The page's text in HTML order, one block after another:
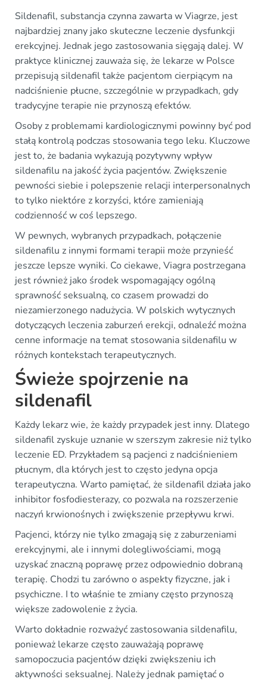
Sildenafil, substancja czynna zawarta w Viagrze, jest
najbardziej znany jako skuteczne leczenie dysfunkcji
erekcyjnej. Jednak jego zastosowania sięgają dalej. W
praktyce klinicznej zauważa się, że lekarze w Polsce
przepisują sildenafil także pacjentom cierpiącym na
nadciśnienie płucne, szczególnie w przypadkach, gdy
tradycyjne terapie nie przynoszą efektów.
Osoby z problemami kardiologicznymi powinny być pod
stałą kontrolą podczas stosowania tego leku. Kluczowe
jest to, że badania wykazują pozytywny wpływ
sildenafilu na jakość życia pacjentów. Zwiększenie
pewności siebie i polepszenie relacji interpersonalnych
to tylko niektóre z korzyści, które zamieniają
codzienność w coś lepszego.
W pewnych, wybranych przypadkach, połączenie
sildenafilu z innymi formami terapii może przynieść
jeszcze lepsze wyniki. Co ciekawe, Viagra postrzegana
jest również jako środek wspomagający ogólną
sprawność seksualną, co czasem prowadzi do
niezamierzonego nadużycia. W polskich wytycznych
dotyczących leczenia zaburzeń erekcji, odnaleźć można
cenne informacje na temat stosowania sildenafilu w
różnych kontekstach terapeutycznych.
Świeże spojrzenie na
sildenafil
Każdy lekarz wie, że każdy przypadek jest inny. Dlatego
sildenafil zyskuje uznanie w szerszym zakresie niż tylko
leczenie ED. Przykładem są pacjenci z nadciśnieniem
płucnym, dla których jest to często jedyna opcja
terapeutyczna. Warto pamiętać, że sildenafil działa jako
inhibitor fosfodiesterazy, co pozwala na rozszerzenie
naczyń krwionośnych i zwiększenie przepływu krwi.
Pacjenci, którzy nie tylko zmagają się z zaburzeniami
erekcyjnymi, ale i innymi dolegliwościami, mogą
uzyskać znaczną poprawę przez odpowiednio dobraną
terapię. Chodzi tu zarówno o aspekty fizyczne, jak i
psychiczne. I to właśnie te zmiany często przynoszą
większe zadowolenie z życia.
Warto dokładnie rozważyć zastosowania sildenafilu,
ponieważ lekarze często zauważają poprawę
samopoczucia pacjentów dzięki zwiększeniu ich
aktywności seksualnej. Należy jednak pamiętać o